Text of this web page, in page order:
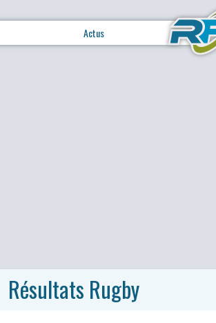
Actus
Résultats Rugby